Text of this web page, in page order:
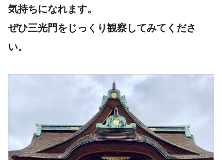
気持ちになれます。
ぜひ三光門をじっくり観察してみてくださ
い。